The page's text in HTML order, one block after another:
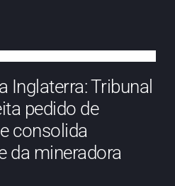
Inglaterra: Tribunal
pedido de
consolida
da mineradora